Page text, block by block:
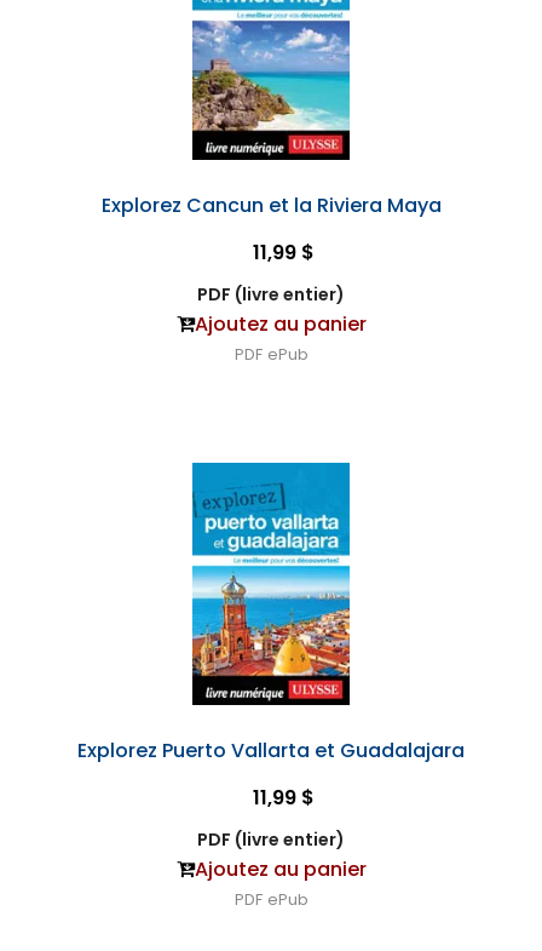
Explorez Cancun et la Riviera Maya
11,99 $
PDF (livre entier)
Ajoutez au panier
PDF ePub
Explorez Puerto Vallarta et Guadalajara
11,99 $
PDF (livre entier)
Ajoutez au panier
PDF ePub